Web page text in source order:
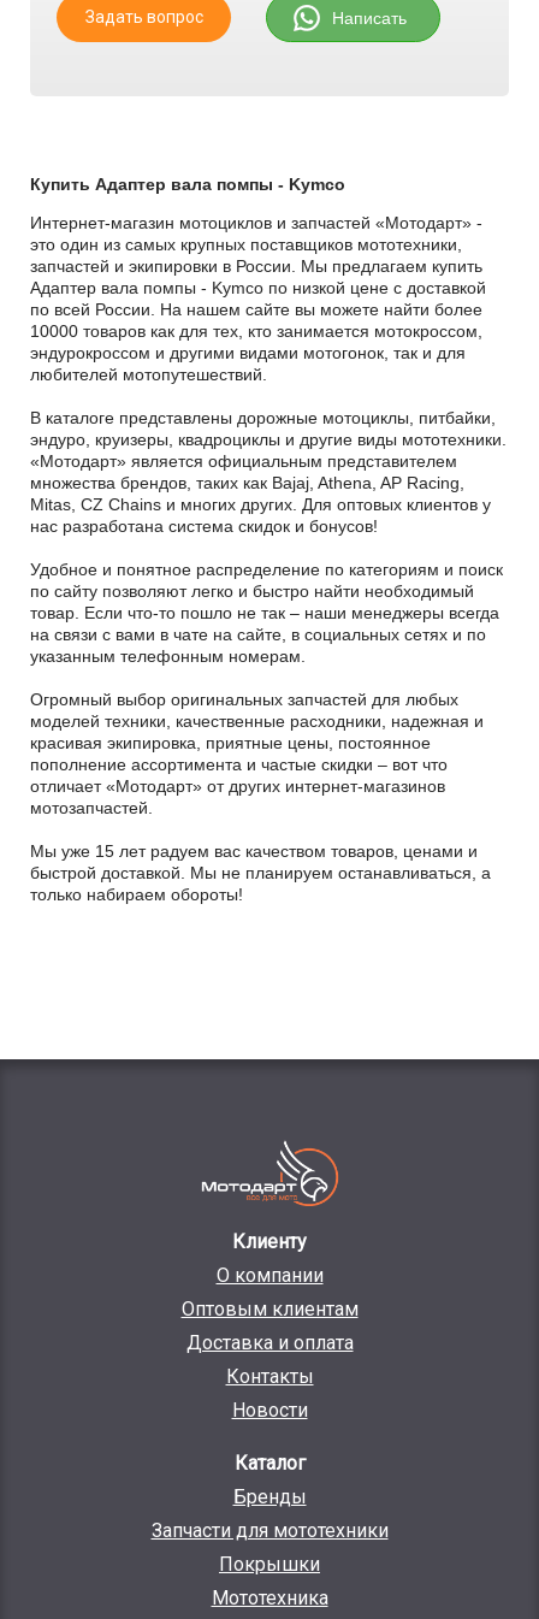
Задать вопрос Написать
Купить Адаптер вала помпы - Kymco
Интернет-магазин мотоциклов и запчастей «Мотодарт» -
это один из самых крупных поставщиков мототехники,
запчастей и экипировки в России. Мы предлагаем купить
Адаптер вала помпы - Kymco по низкой цене с доставкой
по всей России. На нашем сайте вы можете найти более
10000 товаров как для тех, кто занимается мотокроссом,
эндурокроссом и другими видами мотогонок, так и для
любителей мотопутешествий.
В каталоге представлены дорожные мотоциклы, питбайки,
эндуро, круизеры, квадроциклы и другие виды мототехники.
«Мотодарт» является официальным представителем
множества брендов, таких как Bajaj, Athena, AP Racing,
Mitas, CZ Chains и многих других. Для оптовых клиентов у
нас разработана система скидок и бонусов!
Удобное и понятное распределение по категориям и поиск
по сайту позволяют легко и быстро найти необходимый
товар. Если что-то пошло не так – наши менеджеры всегда
на связи с вами в чате на сайте, в социальных сетях и по
указанным телефонным номерам.
Огромный выбор оригинальных запчастей для любых
моделей техники, качественные расходники, надежная и
красивая экипировка, приятные цены, постоянное
пополнение ассортимента и частые скидки – вот что
отличает «Мотодарт» от других интернет-магазинов
мотозапчастей.
Мы уже 15 лет радуем вас качеством товаров, ценами и
быстрой доставкой. Мы не планируем останавливаться, а
только набираем обороты!
Клиенту
О компании
Оптовым клиентам
Доставка и оплата
Контакты
Новости
Каталог
Бренды
Запчасти для мототехники
Покрышки
Мототехника